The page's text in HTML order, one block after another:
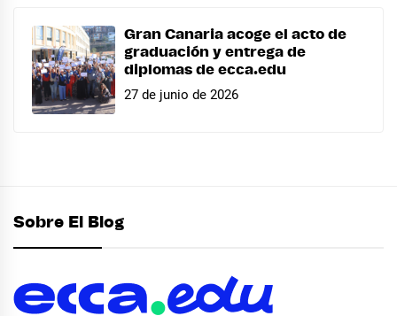
Gran Canaria acoge el acto de
graduación y entrega de
diplomas de ecca.edu
27 de junio de 2026
Sobre El Blog